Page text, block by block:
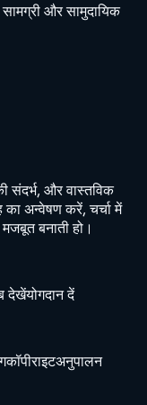
सामग्री और सामुदायिक
संदर्भ, और वास्तविक
अन्वेषण करें, चर्चा में
बनाती हो।
देखेंयोगदान दें
कॉपीराइटअनुपालन